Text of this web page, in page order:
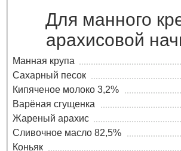
Для манного
арахисовой
Манная крупа
Сахарный песок
Кипяченое молоко 3,2%
Варёная сгущенка
Жареный арахис
Сливочное масло 82,5%
Коньяк